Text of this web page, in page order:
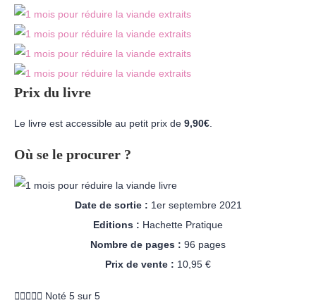
Prix du livre
Le livre est accessible au petit prix de 9,90€
Où se le procurer ?
Date de sortie : 1er septembre 2021
Editions : Hachette Pratique
Nombre de pages : 96 pages
Prix de vente : 10,95 €
 Noté 5 sur 5